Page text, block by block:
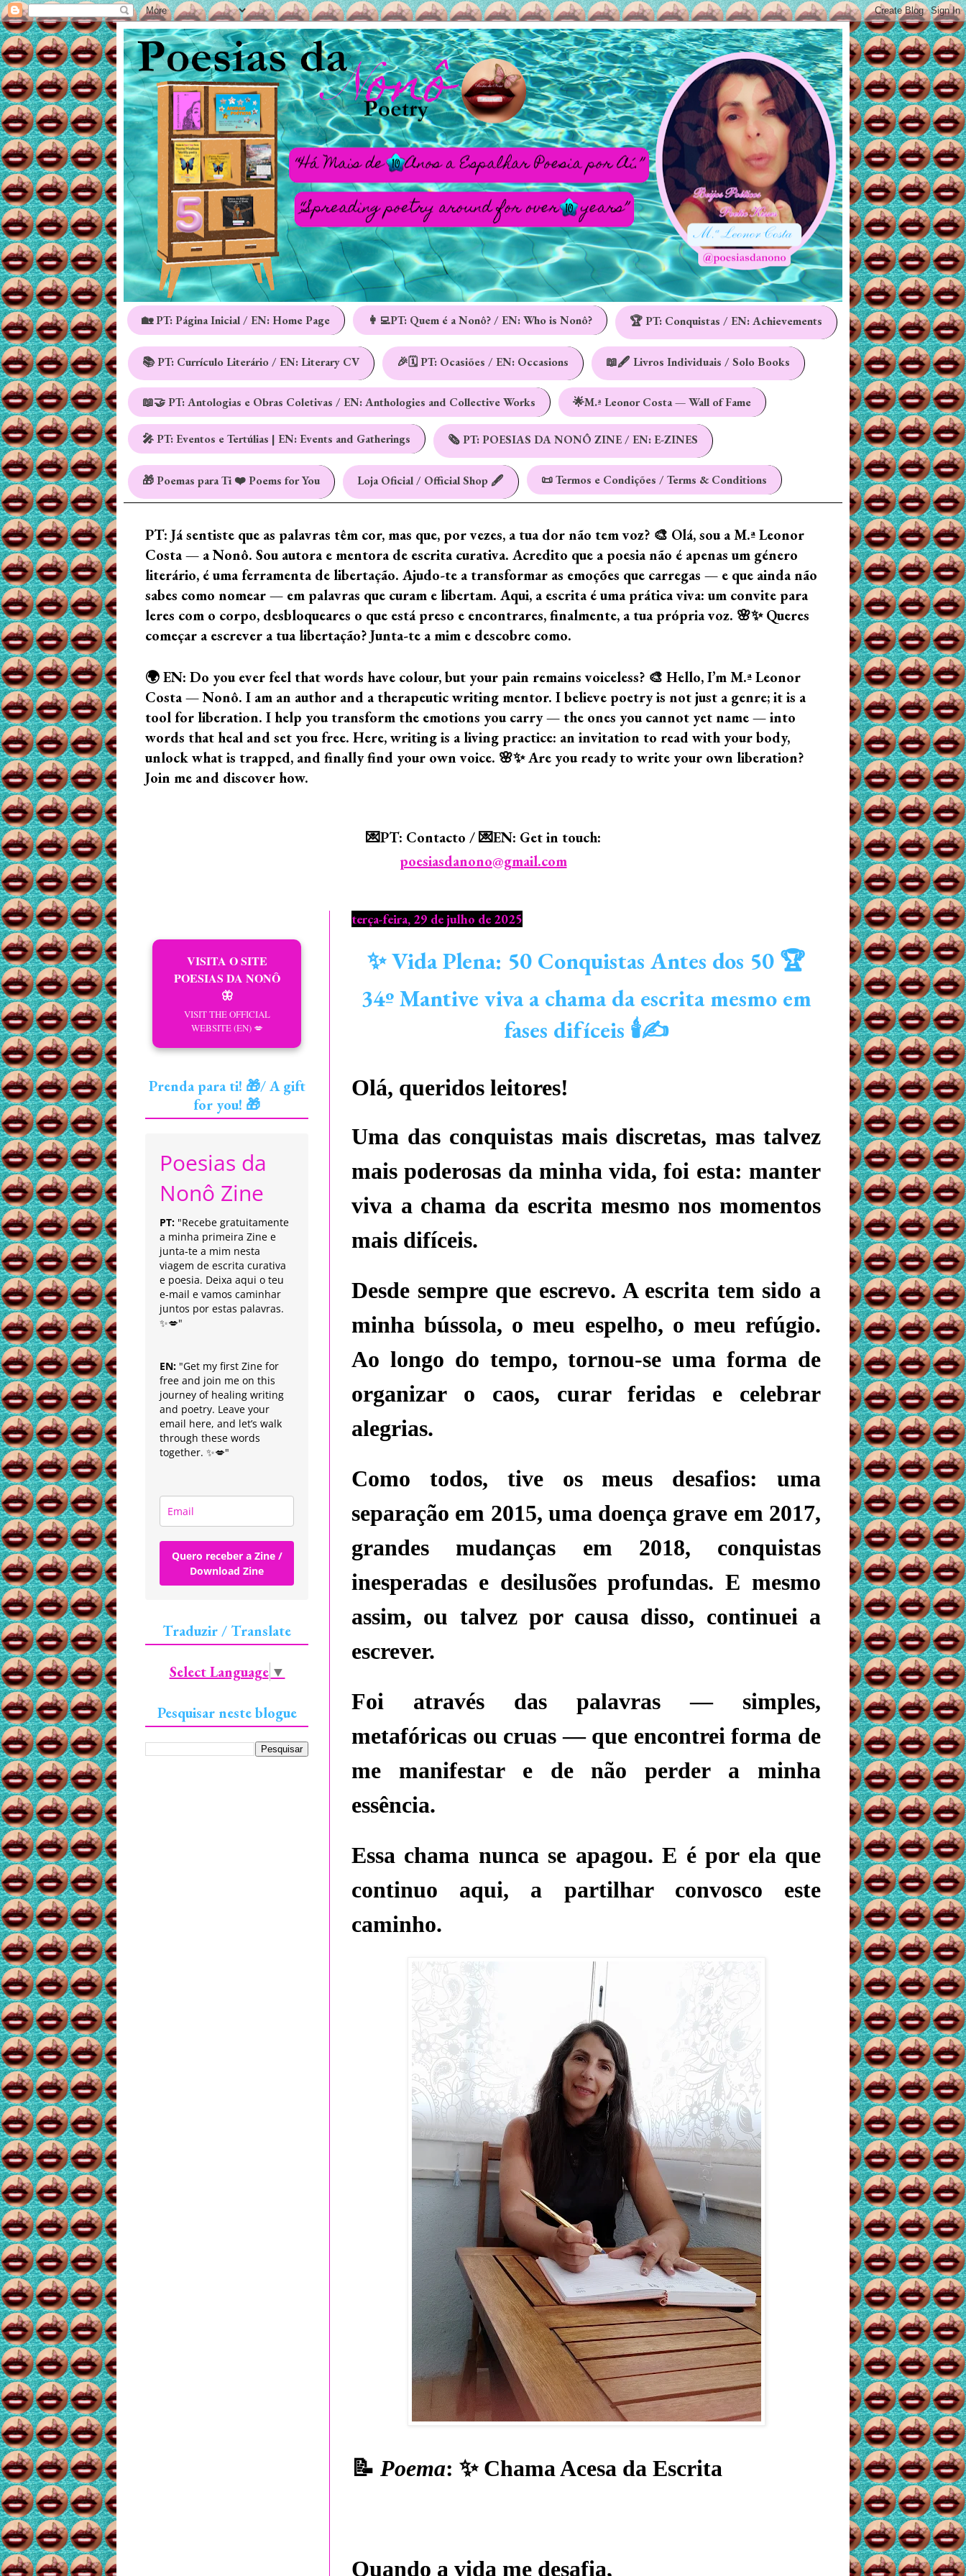
🏡 PT: Página Inicial / EN: Home Page 👩‍💻PT: Quem é a Nonô? / EN: Who is Nonô? 🏆 PT: Conquistas / EN: Achievements
📚 PT: Currículo Literário / EN: Literary CV 🎉🗓️ PT: Ocasiões / EN: Occasions 📖🖋️ Livros Individuais / Solo Books
📖🤝 PT: Antologias e Obras Coletivas / EN: Anthologies and Collective Works 🌟M.ª Leonor Costa — Wall of Fame
🎤 PT: Eventos e Tertúlias | EN: Events and Gatherings 🗞️ PT: POESIAS DA NONÔ ZINE / EN: E-ZINES
🎁 Poemas para Ti ❤️ Poems for You Loja Oficial / Official Shop 🖋️ 📜 Termos e Condições / Terms & Conditions
PT: Já sentiste que as palavras têm cor, mas que, por vezes, a tua dor não tem voz? 🎨 Olá, sou a M.ª Leonor
Costa — a Nonô. Sou autora e mentora de escrita curativa. Acredito que a poesia não é apenas um género
literário, é uma ferramenta de libertação. Ajudo-te a transformar as emoções que carregas — e que ainda não
sabes como nomear — em palavras que curam e libertam. Aqui, a escrita é uma prática viva: um convite para
leres com o corpo, desbloqueares o que está preso e encontrares, finalmente, a tua própria voz. 🌸✨ Queres
começar a escrever a tua libertação? Junta-te a mim e descobre como.
🌍 EN: Do you ever feel that words have colour, but your pain remains voiceless? 🎨 Hello, I’m M.ª Leonor
Costa — Nonô. I am an author and a therapeutic writing mentor. I believe poetry is not just a genre; it is a
tool for liberation. I help you transform the emotions you carry — the ones you cannot yet name — into
words that heal and set you free. Here, writing is a living practice: an invitation to read with your body,
unlock what is trapped, and finally find your own voice. 🌸✨ Are you ready to write your own liberation?
Join me and discover how.
💌PT: Contacto / 💌EN: Get in touch:
poesiasdanono@gmail.com
terça-feira, 29 de julho de 2025
✨ Vida Plena: 50 Conquistas Antes dos 50 🏆
34º Mantive viva a chama da escrita mesmo em
fases difíceis 🕯️✍️
Olá, queridos leitores!
Uma das conquistas mais discretas, mas talvez
mais poderosas da minha vida, foi esta: manter
viva a chama da escrita mesmo nos momentos
mais difíceis.
Desde sempre que escrevo. A escrita tem sido a
minha bússola, o meu espelho, o meu refúgio.
Ao longo do tempo, tornou-se uma forma de
organizar o caos, curar feridas e celebrar
alegrias.
Como todos, tive os meus desafios: uma
separação em 2015, uma doença grave em 2017,
grandes mudanças em 2018, conquistas
inesperadas e desilusões profundas. E mesmo
assim, ou talvez por causa disso, continuei a
escrever.
Foi através das palavras — simples,
metafóricas ou cruas — que encontrei forma de
me manifestar e de não perder a minha
essência.
Essa chama nunca se apagou. E é por ela que
continuo aqui, a partilhar convosco este
caminho.
📝 Poema: ✨Chama Acesa da Escrita
Quando a vida me desafia,
VISITA O SITE
POESIAS DA NONÔ
🦋
VISIT THE OFFICIAL
WEBSITE (EN) 💋
Prenda para ti! 🎁/ A gift
for you! 🎁
Poesias da
Nonô Zine
PT: "Recebe gratuitamente
a minha primeira Zine e
junta-te a mim nesta
viagem de escrita curativa
e poesia. Deixa aqui o teu
e-mail e vamos caminhar
juntos por estas palavras.
✨💋"
EN: "Get my first Zine for
free and join me on this
journey of healing writing
and poetry. Leave your
email here, and let’s walk
through these words
together. ✨💋"
Quero receber a Zine /
Download Zine
Traduzir / Translate
Select Language ▼
Pesquisar neste blogue